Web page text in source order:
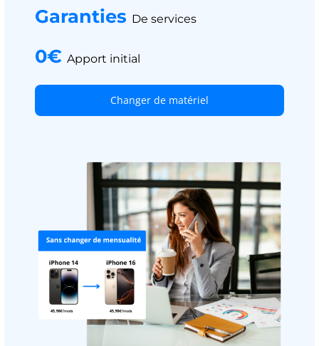
Garanties De services
0€ Apport initial
Changer de matériel